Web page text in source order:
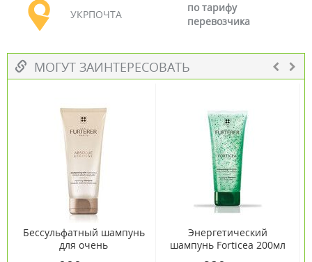
УКРПОЧТА
по тарифу
перевозчика
МОГУТ ЗАИНТЕРЕСОВАТЬ
Бессульфатный шампунь
для очень
Энергетический
шампунь Forticea 200мл